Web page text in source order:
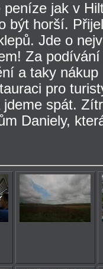
jak v
být horší.
Jde o
Za
a taky
pro
spát.
Daniely,